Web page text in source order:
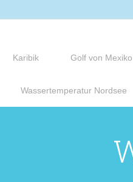
Karibik Golf von Mexiko
Wassertemperatur Nordsee